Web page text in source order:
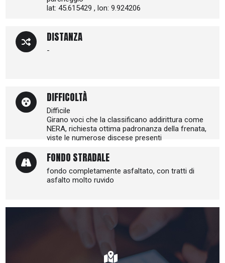
lat: 45.615429 , lon: 9.924206
DISTANZA
-
DIFFICOLTÀ
Difficile
Girano voci che la classificano addirittura come
NERA, richiesta ottima padronanza della frenata,
viste le numerose discese presenti
FONDO STRADALE
fondo completamente asfaltato, con tratti di
asfalto molto ruvido